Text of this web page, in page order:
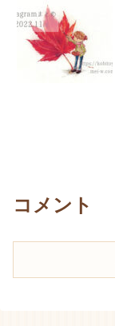
コメント